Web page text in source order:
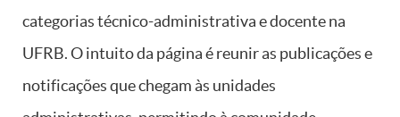
categorias técnico-administrativa e docente na
UFRB. O intuito da página é reunir as publicações e
notificações que chegam às unidades